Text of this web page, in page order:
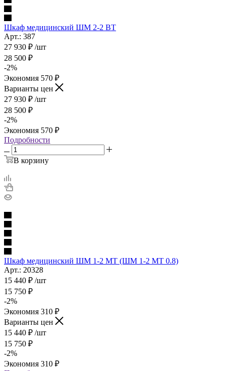
Шкаф медицинский ШМ 2-2 ВТ
Арт.: 387
27 930 ₽ /шт
28 500 ₽
-2%
Экономия 570 ₽
Варианты цен
27 930 ₽ /шт
28 500 ₽
-2%
Экономия 570 ₽
Подробности
В корзину
Шкаф медицинский ШМ 1-2 МТ (ШМ 1-2 МТ 0.8)
Арт.: 20328
15 440 ₽ /шт
15 750 ₽
-2%
Экономия 310 ₽
Варианты цен
15 440 ₽ /шт
15 750 ₽
-2%
Экономия 310 ₽